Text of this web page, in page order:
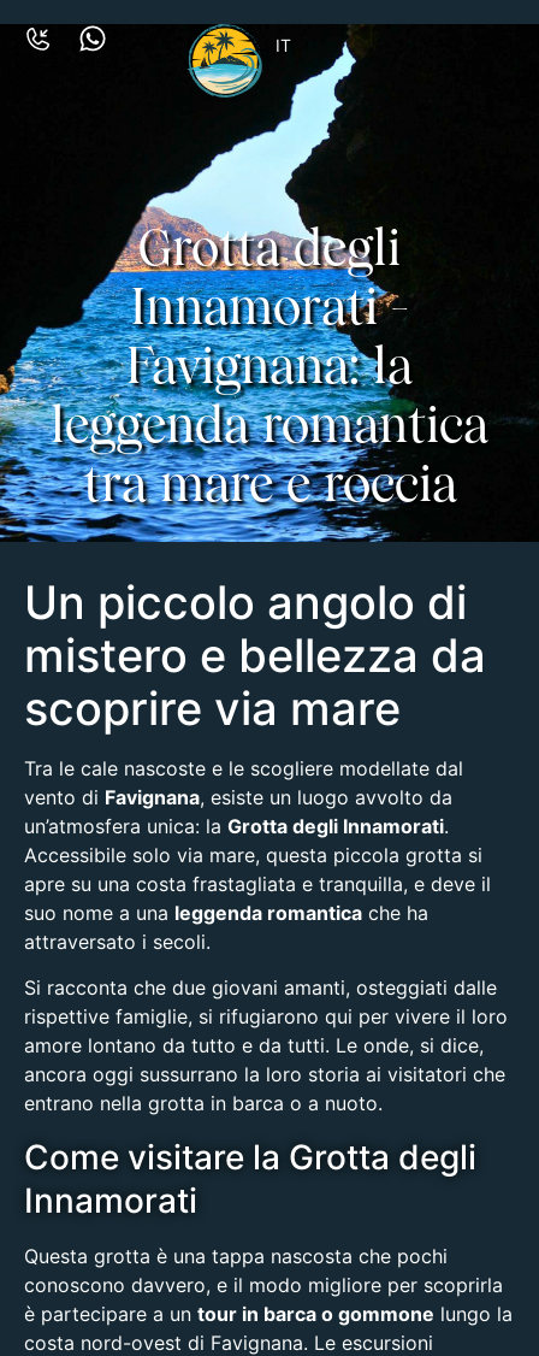
IT
Grotta degli
Innamorati -
Favignana: la
leggenda romantica
tra mare e roccia
Un piccolo angolo di
mistero e bellezza da
scoprire via mare
Tra le cale nascoste e le scogliere modellate dal
vento di Favignana, esiste un luogo avvolto da
un’atmosfera unica: la Grotta degli Innamorati.
Accessibile solo via mare, questa piccola grotta si
apre su una costa frastagliata e tranquilla, e deve il
suo nome a una leggenda romantica che ha
attraversato i secoli.
Si racconta che due giovani amanti, osteggiati dalle
rispettive famiglie, si rifugiarono qui per vivere il loro
amore lontano da tutto e da tutti. Le onde, si dice,
ancora oggi sussurrano la loro storia ai visitatori che
entrano nella grotta in barca o a nuoto.
Come visitare la Grotta degli
Innamorati
Questa grotta è una tappa nascosta che pochi
conoscono davvero, e il modo migliore per scoprirla
è partecipare a un tour in barca o gommone lungo la
costa nord-ovest di Favignana. Le escursioni